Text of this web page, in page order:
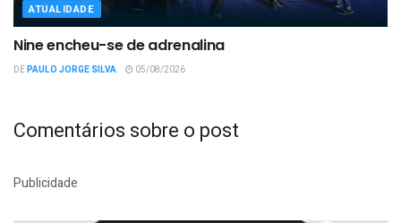
ATUALIDADE
Nine encheu-se de adrenalina
DEPAULO JORGE SILVA 05/08/2026
Comentários sobre o post
Publicidade